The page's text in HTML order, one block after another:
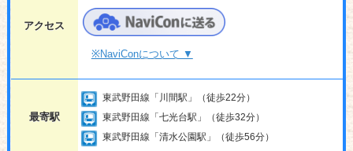
アクセス
※NaviConについて ▼
最寄駅
東武野田線「川間駅」（徒歩22分）
東武野田線「七光台駅」（徒歩32分）
東武野田線「清水公園駅」（徒歩56分）